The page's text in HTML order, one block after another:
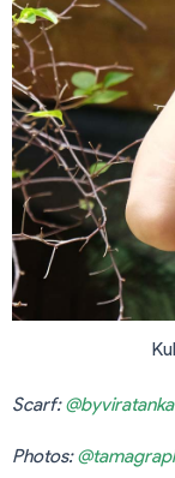
Scarf:@byviratanka
Photos: